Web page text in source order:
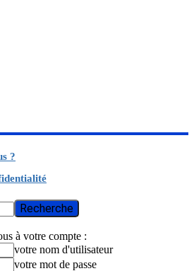
?
à votre compte :
votre nom d'utilisateur
votre mot de passe